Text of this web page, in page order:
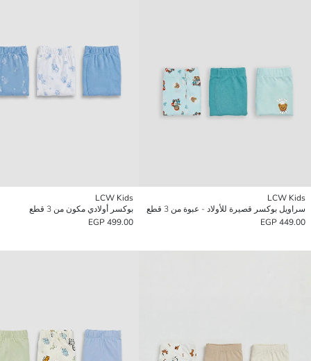
LCW Kids
سراويل بوكسر قصيرة للأولاد - عبوة من 3 قطع
449.00 EGP
LCW Kids
بوكسر أولادي مكون من 3 قطع
499.00 EGP